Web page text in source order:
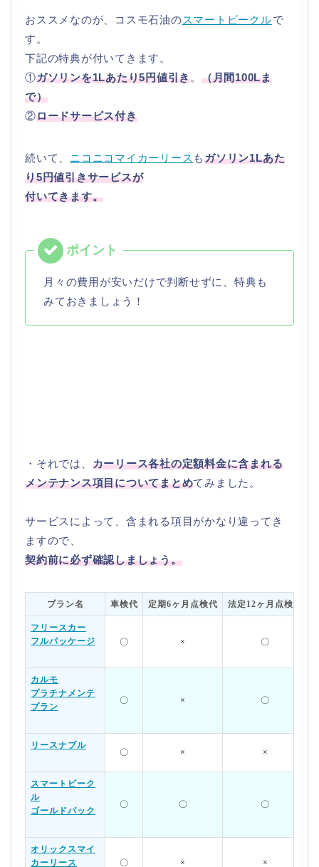
おススメなのが、コスモ石油のスマートビークルで
す。
下記の特典が付いてきます。
①ガソリンを1Lあたり5円値引き。 （月間100Lま
で）
②ロードサービス付き
続いて、 ニコニコマイカーリース もガソリン1Lあた
り5円値引きサービスが
付いてきます。
月々の費用が安いだけで判断せずに、特典も
みておきましょう！
・それでは、 カーリース各社の定額料金に含まれる
メンテナンス項目についてまとめてみました。
サービスによって、含まれる項目がかなり違ってき
ますので、
契約前に必ず確認しましょう。
プラン名 車検代 定期6ヶ月点検代 法定12ヶ月点検代
フリースカー
フルパッケージ
〇 × 〇
カルモ
プラチナメンテ
プラン
〇 × 〇
リースナブル
〇 × ×
スマートビーク
ル
ゴールドパック
〇 〇 〇
オリックスマイ
カーリース
〇 × ×